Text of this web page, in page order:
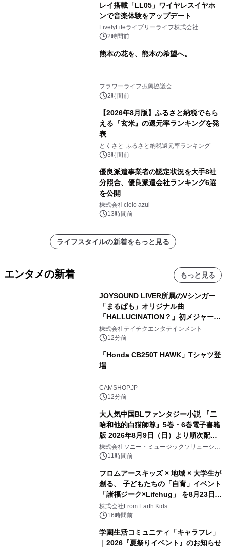
レイ搭載「LL05」ワイヤレスイヤホ
ンで音楽体験をアップデート
LivelyLifeライブリーライフ株式会社
2時間前
熊本の花を、熊本の希望へ。
フラワーライフ振興協議会
2時間前
【2026年8月版】ふるさと納税でもら
える『玄米』の還元率ランキングを発
表
とくさと-ふるさと納税還元率ランキング-
3時間前
優良派遣事業者の認定状況を大手8社
分照合、優良派遣会社ランキング6選
を公開
株式会社cielo azul
13時間前
ライフスタイルの新着をもっと見る
エンタメの新着 もっと見る
JOYSOUND LIVER所属のVシンガー
「まるぱも」オリジナル曲
「HALLUCINATION？」初メジャー配
信リリース決定！
株式会社テイチクエンタテインメント
12分前
「Honda CB250T HAWK」Tシャツ登
場
CAMSHOP.JP
12分前
大人気中国BLファンタジー小説 『二
哈和他的白猫師尊』5巻・6巻電子書籍
版 2026年8月9日（日）より順次配信
開始
株式会社ソニー・ミュージックソリューショ
ンズ11時間前
フロムアースキッズ × 地域 × 大学生が
創る、 子どもたちの「自育」イベント
「諸福ジーク×Lifehug」 を8月23日
(日)開催
株式会社From Earth Kids
16時間前
学園生活コミュニティ「キャラフレ」
｜2026『夏祭りイベント』のお知らせ